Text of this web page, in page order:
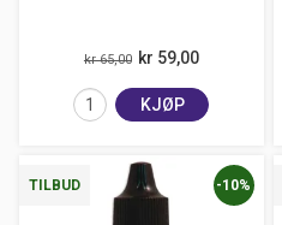
kr 65,00 kr 59,00
KJØP
TILBUD -10%